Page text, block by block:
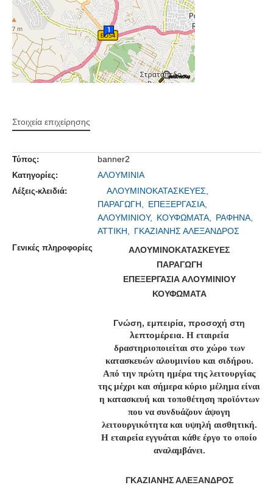
Στοιχεία επιχείρησης
Τύπος: banner2
Κατηγορίες: ΑΛΟΥΜΙΝΙΑ
Λέξεις-κλειδιά:
ΑΛΟΥΜΙΝΟΚΑΤΑΣΚΕΥΕΣ,
ΠΑΡΑΓΩΓΗ, ΕΠΕΞΕΡΓΑΣΙΑ,
ΑΛΟΥΜΙΝΙΟΥ, ΚΟΥΦΩΜΑΤΑ, ΡΑΦΗΝΑ,
ΑΤΤΙΚΗ, ΓΚΑΖΙΑΝΗΣ ΑΛΕΞΑΝΔΡΟΣ
Γενικές πληροφορίες
ΑΛΟΥΜΙΝΟΚΑΤΑΣΚΕΥΕΣ
ΠΑΡΑΓΩΓΗ
ΕΠΕΞΕΡΓΑΣΙΑ ΑΛΟΥΜΙΝΙΟΥ
ΚΟΥΦΩΜΑΤΑ
Γνώση, εμπειρία, προσοχή στη
λεπτομέρεια. Η εταιρεία
δραστηριοποιείται στο χώρο των
κατασκευών αλουμινίου και σιδήρου.
Από την πρώτη ημέρα της λειτουργίας
της μέχρι και σήμερα κύριο μέλημα είναι
η κατασκευή και τοποθέτηση προϊόντων
που να συνδυάζουν άψογη
λειτουργικότητα και υψηλή αισθητική.
Η εταιρεία εγγυάται κάθε έργο το οποίο
αναλαμβάνει.
ΓΚΑΖΙΑΝΗΣ ΑΛΕΞΑΝΔΡΟΣ